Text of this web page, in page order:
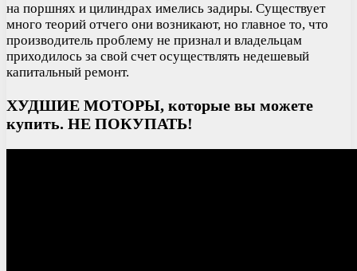
на поршнях и цилиндрах имелись задиры. Существует
много теорий отчего они возникают, но главное то, что
производитель проблему не признал и владельцам
приходилось за свой счет осуществлять недешевый
капитальный ремонт.
ХУДШИЕ МОТОРЫ, которые вы можете
купить. НЕ ПОКУПАТЬ!